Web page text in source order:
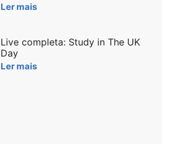
Ler mais
Live completa: Study in The UK
Day
Ler mais